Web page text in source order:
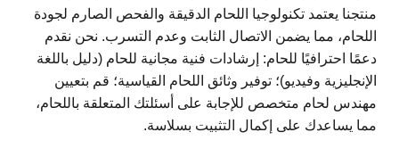
منتجنا يعتمد تكنولوجيا اللحام الدقيقة والفحص الصارم لجودة
اللحام، مما يضمن الاتصال الثابت وعدم التسرب. نحن نقدم
دعمًا احترافيًا للحام: إرشادات فنية مجانية للحام (دليل باللغة
الإنجليزية وفيديو)؛ توفير وثائق اللحام القياسية؛ قم بتعيين
مهندس لحام متخصص للإجابة على أسئلتك المتعلقة باللحام،
مما يساعدك على إكمال التثبيت بسلاسة.